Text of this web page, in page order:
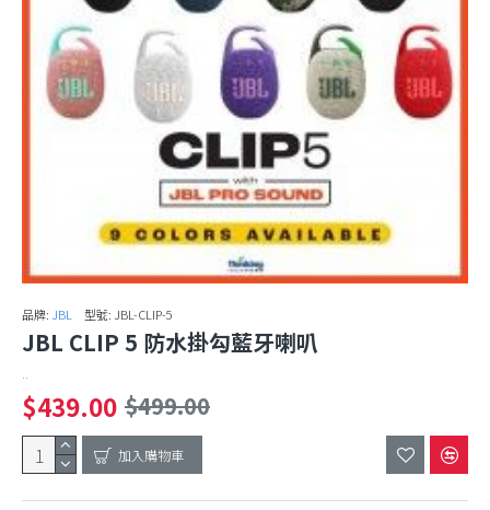
品牌: JBL 型號: JBL-CLIP-5
JBL CLIP 5 防水掛勾藍牙喇叭
..
$439.00 $499.00
加入購物車